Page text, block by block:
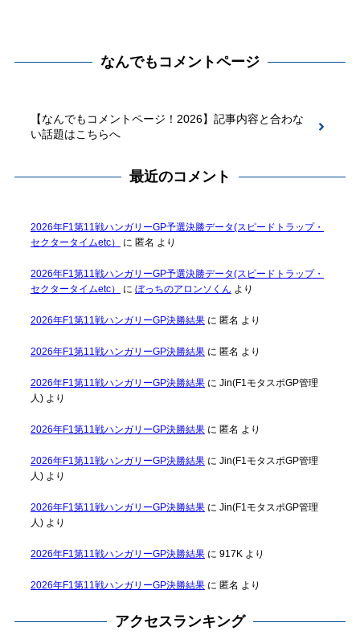
なんでもコメントページ
【なんでもコメントページ！2026】記事内容と合わな
い話題はこちらへ
最近のコメント
2026年F1第11戦ハンガリーGP予選決勝データ(スピードトラップ・
セクタータイムetc）
に 匿名 より
2026年F1第11戦ハンガリーGP予選決勝データ(スピードトラップ・
セクタータイムetc）
に ぼっちのアロンソくん より
2026年F1第11戦ハンガリーGP決勝結果に 匿名 より
2026年F1第11戦ハンガリーGP決勝結果に 匿名 より
2026年F1第11戦ハンガリーGP決勝結果に Jin(F1モタスポGP管理
人)より
2026年F1第11戦ハンガリーGP決勝結果に 匿名 より
2026年F1第11戦ハンガリーGP決勝結果に Jin(F1モタスポGP管理
人)より
2026年F1第11戦ハンガリーGP決勝結果に Jin(F1モタスポGP管理
人)より
2026年F1第11戦ハンガリーGP決勝結果に 917Kより
2026年F1第11戦ハンガリーGP決勝結果に 匿名 より
アクセスランキング